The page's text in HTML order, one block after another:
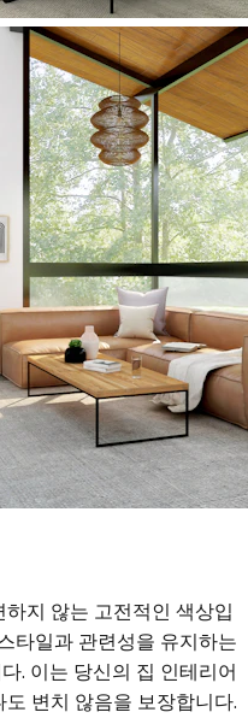
지 않는 고전적인 색상입
타일과 관련성을 유지하는
. 이는 당신의 집 인테리어
변치 않음을 보장합니다.